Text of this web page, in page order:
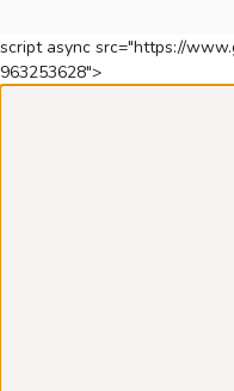
script async src="https://
963253628">